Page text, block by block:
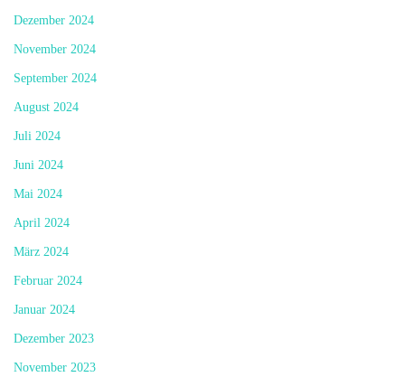
Dezember 2024
November 2024
September 2024
August 2024
Juli 2024
Juni 2024
Mai 2024
April 2024
März 2024
Februar 2024
Januar 2024
Dezember 2023
November 2023